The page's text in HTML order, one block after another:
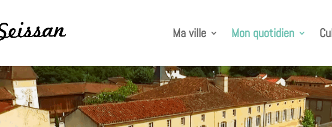
Ma ville Mon quotidien